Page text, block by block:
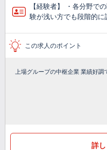
【経験者】 ・各分野で
験が浅い方でも段階的
この求人のポイント
上場グループの中枢企業 業績好調
詳